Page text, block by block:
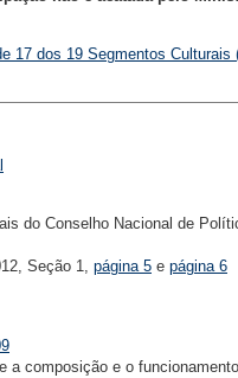
17 dos 19 Segmentos
do Conselho Nacional de
Seção 1, página 5 e página 6
composição e o